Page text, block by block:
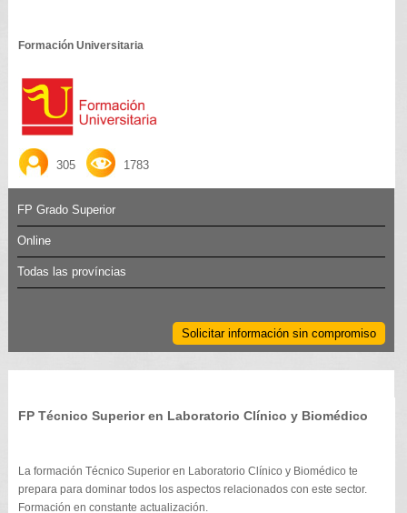
Formación Universitaria
305 1783
FP Grado Superior
Online
Todas las províncias
Solicitar información sin compromiso
FP Técnico Superior en Laboratorio Clínico y Biomédico
La formación Técnico Superior en Laboratorio Clínico y Biomédico te
prepara para dominar todos los aspectos relacionados con este sector.
Formación en constante actualización.